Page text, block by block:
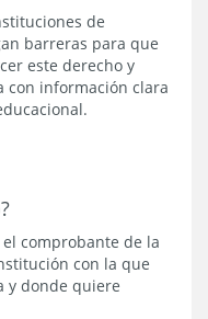
de
barreras para que
este derecho y
con información clara
comprobante de la
con la que
y donde quiere